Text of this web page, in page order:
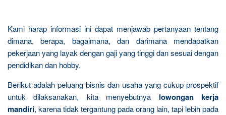
Kami harap informasi ini dapat menjawab pertanyaan tentang
dimana, berapa, bagaimana, dan darimana mendapatkan
pekerjaan yang layak dengan gaji yang tinggi dan sesuai dengan
pendidikan dan hobby.
Berikut adalah peluang bisnis dan usaha yang cukup prospektif
untuk dilaksanakan, kita menyebutnya lowongan kerja
mandiri, karena tidak tergantung pada orang lain, tapi lebih pada